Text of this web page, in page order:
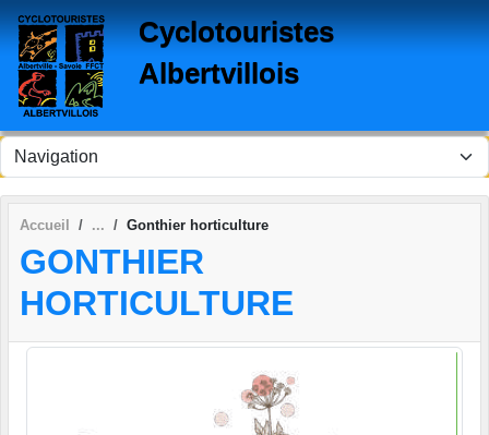
Cyclotouristes
Albertvillois
Accueil Gonthier horticulture
GONTHIER
HORTICULTURE
Panneau de gestion des cookies